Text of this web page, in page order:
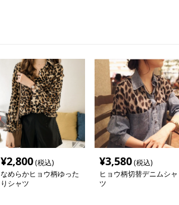
¥2,800(税込)
なめらかヒョウ柄ゆった
りシャツ
¥3,580(税込)
ヒョウ柄切替デニムシャ
ツ